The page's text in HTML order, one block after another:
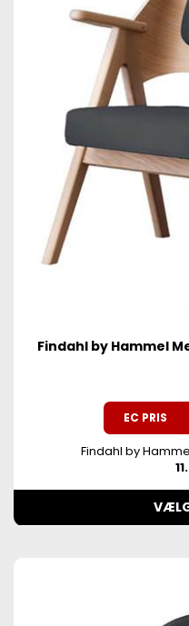
Findahl by Hammel
EC PRIS
Findahl by